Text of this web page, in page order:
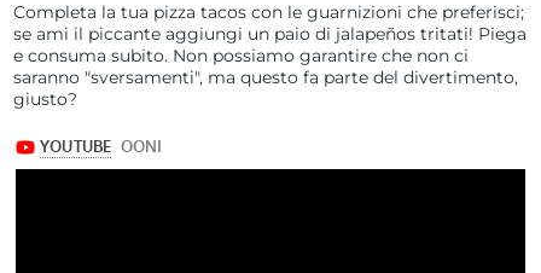
Completa la tua pizza tacos con le guarnizioni che preferisci;
se ami il piccante aggiungi un paio di jalapeños tritati! Piega
e consuma subito. Non possiamo garantire che non ci
saranno "sversamenti", ma questo fa parte del divertimento,
giusto?